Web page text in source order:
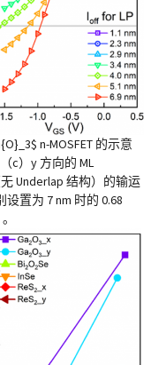
n-MOSFET 的示意
c）y 方向的 ML
Underlap 结构）的输运
设置为 7 nm 时的 0.68